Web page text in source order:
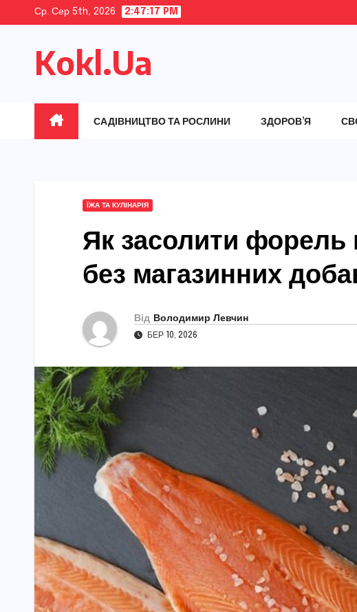
content
Ср. Сер 5th, 2026 2:47:19 PM
Kokl.Ua
САДІВНИЦТВО ТА РОСЛИНИ ЗДОРОВ’Я
ЇЖА ТА КУЛІНАРІЯ
Як засолити форель
без магазинних
Від Володимир Левчин
БЕР 10, 2026